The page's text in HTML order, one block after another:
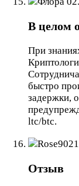
В целом
При
быстро
задержки,
ltc/btc.
Отзыв